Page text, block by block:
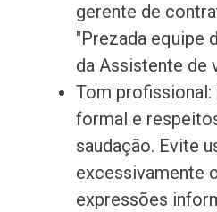
gerente de
"Prezada equipe
da Assistente de
Tom profissional:
formal e
saudação. Evite
excessivamente
expressões